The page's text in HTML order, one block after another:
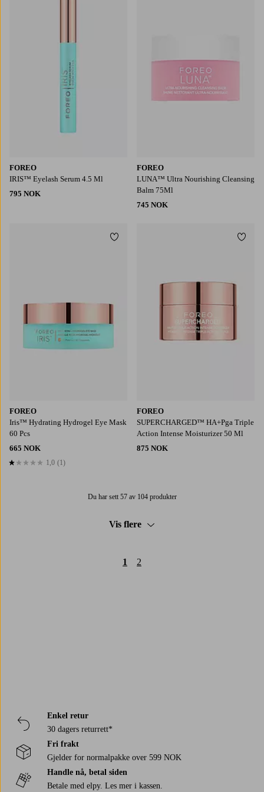
FOREO
IRIS™ Eyelash Serum 4.5 Ml
795 NOK
FOREO
LUNA™ Ultra Nourishing Cleansing
Balm 75Ml
745 NOK
FOREO
Iris™ Hydrating Hydrogel Eye Mask
60 Pcs
665 NOK
1,0 basert på 1 karaktergivninger
1,0 (1)
Legg til favoritter
FOREO
SUPERCHARGED™ HA+Pga Triple
Action Intense Moisturizer 50 Ml
875 NOK
Du har sett 57 av 104 produkter
Vis flere
1 2
Enkel retur
30 dagers returrett*
Fri frakt
Gjelder for normalpakke over 599 NOK
Handle nå, betal siden
Betale med elpy. Les mer i kassen.